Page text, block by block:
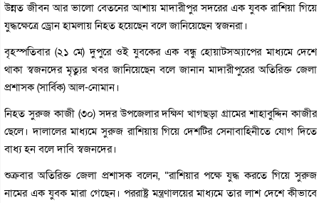
উন্নত জীবন আর ভালো বেতনের আশায় মাদারীপুর সদরের এক যুবক রাশিয়া গিয়ে
যুদ্ধক্ষেত্রে ড্রোন হামলায় নিহত হয়েছেন বলে জানিয়েছেন স্বজনরা।
বৃহস্পতিবার (২১ মে) দুপুরে ওই যুবকের এক বন্ধু হোয়াটসঅ্যাপের মাধ্যমে দেশে
থাকা স্বজনদের মৃত্যুর খবর জানিয়েছেন বলে জানান মাদারীপুরের অতিরিক্ত জেলা
প্রশাসক (সার্বিক) আল-নোমান।
নিহত সুরুজ কাজী (৩০) সদর উপজেলার দক্ষিণ খাগছড়া গ্রামের শাহাবুদ্দিন কাজীর
ছেলে। দালালের মাধ্যমে সুরুজ রাশিয়ায় গিয়ে দেশটির সেনাবাহিনীতে যোগ দিতে
বাধ্য হন বলে দাবি স্বজনদের।
শুক্রবার অতিরিক্ত জেলা প্রশাসক বলেন, “রাশিয়ার পক্ষে যুদ্ধ করতে গিয়ে সুরুজ
নামের এক যুবক মারা গেছেন। পররাষ্ট্র মন্ত্রণালয়ের মাধ্যমে তার লাশ দেশে কীভাবে